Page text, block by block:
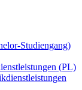
Studiengang)
(PL)